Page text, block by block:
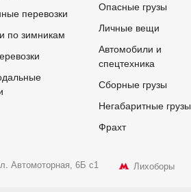
перевозки
по зимникам
Опасные грузы
Личные вещи
Автомобили и
спецтехника
Сборные грузы
Негабаритные грузы
Фрахт
Автомоторная, 6Б с1 Лихоборы